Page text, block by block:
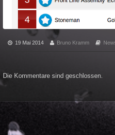
19 Mai 2014 Bruno Kramm
Die Kommentare sind geschlossen.